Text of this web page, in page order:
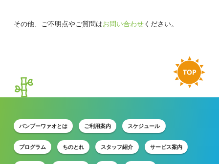
その他、ご不明点やご質問はお問い合わせください。
バンブーワァオとは ご利用案内 スケジュール
プログラム ちのとれ スタッフ紹介 サービス案内